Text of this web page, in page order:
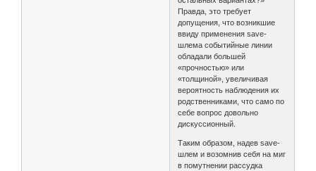
Правда, это требует
допущения, что возникшие
ввиду применения save-
шлема событийные линии
обладали большей
«прочностью» или
«толщиной», увеличивая
вероятность наблюдения их
родственниками, что само по
себе вопрос довольно
дискуссионный.
Таким образом, надев save-
шлем и возомнив себя на миг
в помутнении рассудка